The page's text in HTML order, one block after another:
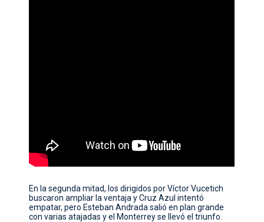
En la segunda mitad, los dirigidos por Víctor Vucetich
buscaron ampliar la ventaja y Cruz Azul intentó
empatar, pero Esteban Andrada salió en plan grande
con varias atajadas y el Monterrey se llevó el triunfo.